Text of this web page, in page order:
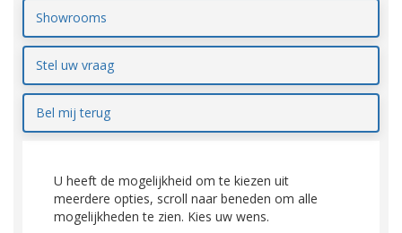
Showrooms
Stel uw vraag
Bel mij terug
U heeft de mogelijkheid om te kiezen uit
meerdere opties, scroll naar beneden om alle
mogelijkheden te zien. Kies uw wens.